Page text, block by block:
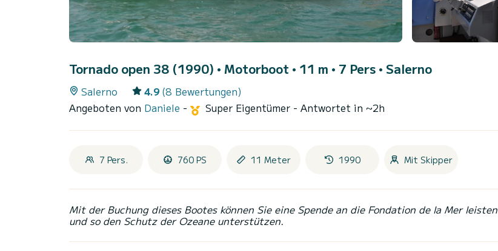
Tornado open 38 (1990) • Motorboot • 11 m • 7 Pers • Salerno
Salerno 4.9 (8 Bewertungen)
Angeboten von Daniele - Super Eigentümer - Antwortet in ~2h
7 Pers. 760 PS 11 Meter 1990 Mit Skipper
Mit der Buchung dieses Bootes können Sie eine Spende an die Fondation de la Mer leisten
und so den Schutz der Ozeane unterstützen.